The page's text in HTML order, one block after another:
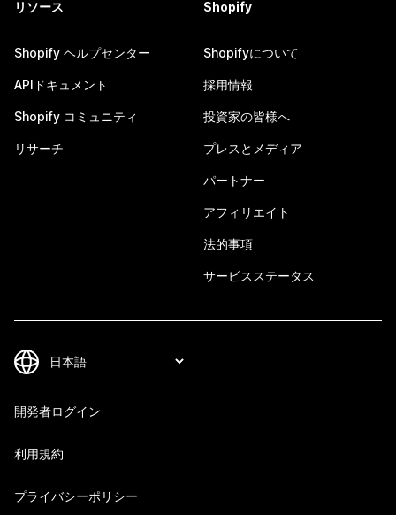
リソース
Shopify ヘルプセンター
APIドキュメント
Shopify コミュニティ
リサーチ
Shopify
Shopifyについて
採用情報
投資家の皆様へ
プレスとメディア
パートナー
アフィリエイト
法的事項
サービスステータス
開発者ログイン
利用規約
プライバシーポリシー